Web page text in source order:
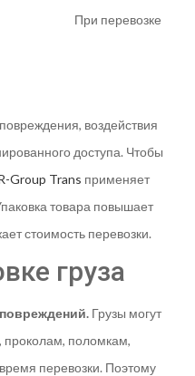
При перевозке
воздействия
доступа. Чтобы
Group Trans применяет
товара повышает
стоимость перевозки.
груза
Грузы могут
проколам, поломкам,
перевозки. Поэтому